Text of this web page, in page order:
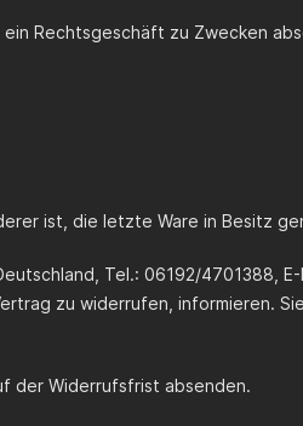
Rechtsgeschäft zu Zwecken
ist, die letzte Ware in Besitz
Tel.: 06192/4701388, E-
zu widerrufen, informieren.
der Widerrufsfrist absenden.